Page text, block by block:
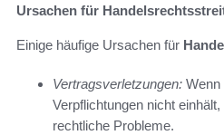
Ursachen für
Einige häufige Ursachen für
Vertragsverletzungen: Wenn
Verpflichtungen nicht
rechtliche Probleme.